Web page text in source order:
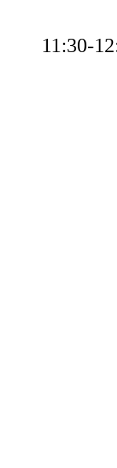
11:30-